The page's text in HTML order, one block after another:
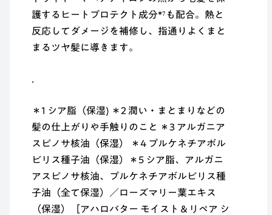
護するヒートプロテクト成分*⁷も配合。熱と
反応してダメージを補修し、指通りよくまと
まるツヤ髪に導きます。
．
＊1 シア脂（保湿) ＊2 潤い・まとまりなどの
髪の仕上がりや手触りのこと ＊3 アルガニア
スピノサ核油（保湿） ＊4 プルケネチアボル
ビリス種子油（保湿）＊5 シア脂、アルガニ
アスピノサ核油、プルケネチアボルビリス種
子油（全て保湿）／ローズマリー葉エキス
（保湿）［アハロバター モイスト＆リペア シ